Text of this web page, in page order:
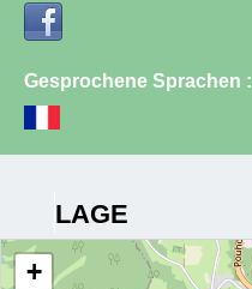
Gesprochene Sprachen :
LAGE
+